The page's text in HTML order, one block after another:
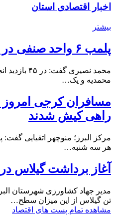
اخبار اقتصادی استان
بیشتر
پلمب ۶ واحد صنفی در شهرستان البرز
محمدیه و یک…
مسافران کرجی امروز
راهی کیش شدند
مرکز البرز؛ منوچهر اتقیایی
هر سه شنبه…
آغاز برداشت گیلاس
تن گیلاس از این میزان سطح…
مشاهده تمام پست های اقتصاد